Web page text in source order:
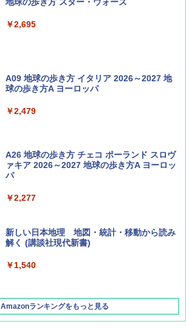
山と溪谷 2026年8月号「南アルプス大全」
Coyote No.89 特集 星野道夫 夢見る旅
￥1,540
AIRLINE（エアライン）2026年9月号【特
集】ボーイング110周年を祝して！
￥1,760
￥2,695
A09 地球の歩き方 イタリア 2026～2027 地
球の歩き方A ヨーロッパ
￥2,479
A26 地球の歩き方 チェコ ポーランド スロヴ
ァキア 2026～2027 地球の歩き方A ヨーロッ
パ
￥2,277
新しい日本地理 地図・統計・移動から読み
解く (講談社現代新書)
￥1,540
Amazonランキングをもっと見る